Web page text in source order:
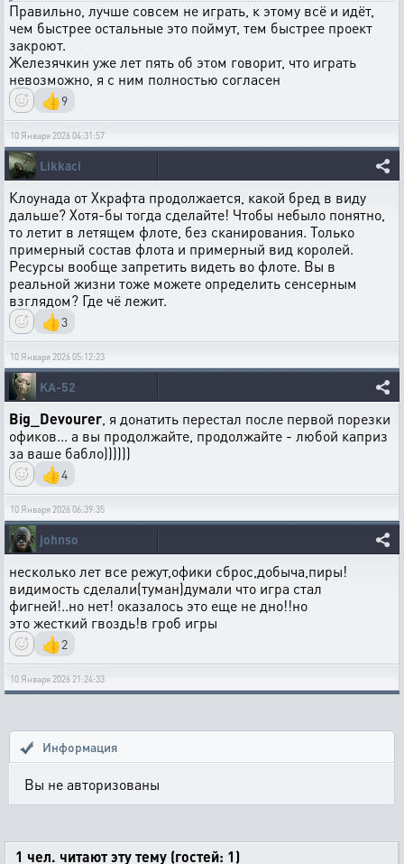
Правильно, лучше совсем не играть, к этому всё и идёт,
чем быстрее остальные это поймут, тем быстрее проект
закроют.
Железячкин уже лет пять об этом говорит, что играть
невозможно, я с ним полностью согласен
👍9
10 Января 2026 04:31:57
Likkaci
Клоунада от Хкрафта продолжается, какой бред в виду
дальше? Хотя-бы тогда сделайте! Чтобы небыло понятно,
то летит в летящем флоте, без сканирования. Только
примерный состав флота и примерный вид королей.
Ресурсы вообще запретить видеть во флоте. Вы в
реальной жизни тоже можете определить сенсерным
взглядом? Где чё лежит.
👍3
10 Января 2026 05:12:23
KA-52
Big_Devourer , я донатить перестал после первой порезки
офиков... а вы продолжайте, продолжайте - любой каприз
за ваше бабло))))))
👍4
10 Января 2026 06:39:35
johnso
несколько лет все режут,офики сброс,добыча,пиры!
видимость сделали(туман)думали что игра стал
фигней!..но нет! оказалось это еще не дно!!но
это жесткий гвоздь!в гроб игры
👍2
10 Января 2026 21:24:33
Информация
Вы не авторизованы
1 чел. читают эту тему (гостей: 1)